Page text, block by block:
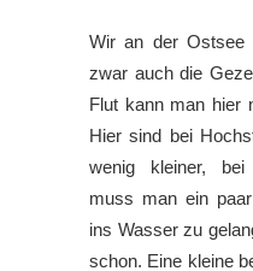
Wir an der Ostsee
zwar auch die
Flut kann man hier
Hier sind bei
wenig kleiner, bei
muss man ein
ins Wasser zu
schon. Eine kleine